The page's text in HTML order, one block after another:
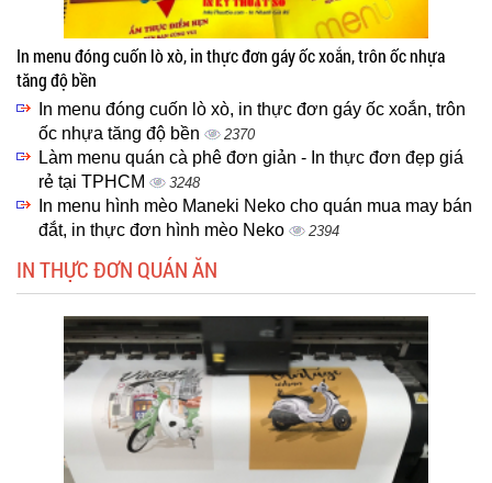
In menu đóng cuốn lò xò, in thực đơn gáy ốc xoắn, trôn ốc nhựa
tăng độ bền
In menu đóng cuốn lò xò, in thực đơn gáy ốc xoắn, trôn
ốc nhựa tăng độ bền
2370
Làm menu quán cà phê đơn giản - In thực đơn đẹp giá
rẻ tại TPHCM
3248
In menu hình mèo Maneki Neko cho quán mua may bán
đắt, in thực đơn hình mèo Neko
2394
IN THỰC ĐƠN QUÁN ĂN